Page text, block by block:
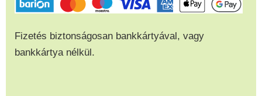
Fizetés biztonságosan bankkártyával, vagy
bankkártya nélkül.